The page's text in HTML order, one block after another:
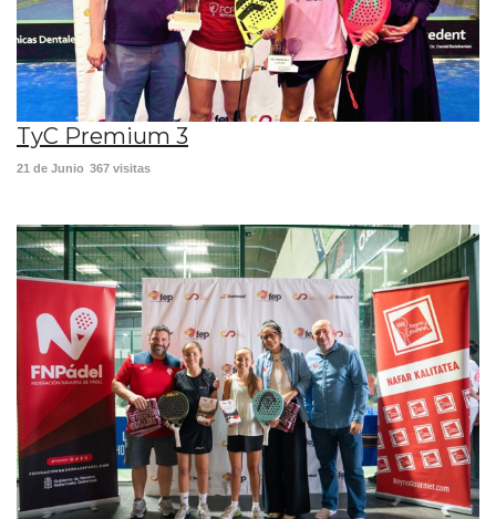
TyC Premium 3
21 de Junio 367 visitas